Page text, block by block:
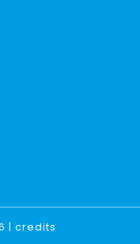
| credits